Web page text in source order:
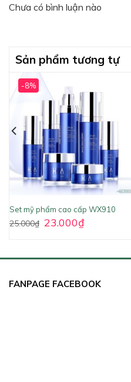
Chưa có bình luận nào
Sản phẩm tương tự
-8%
Set mỹ phẩm cao cấp WX910
25.000₫ 23.000₫
FANPAGE FACEBOOK